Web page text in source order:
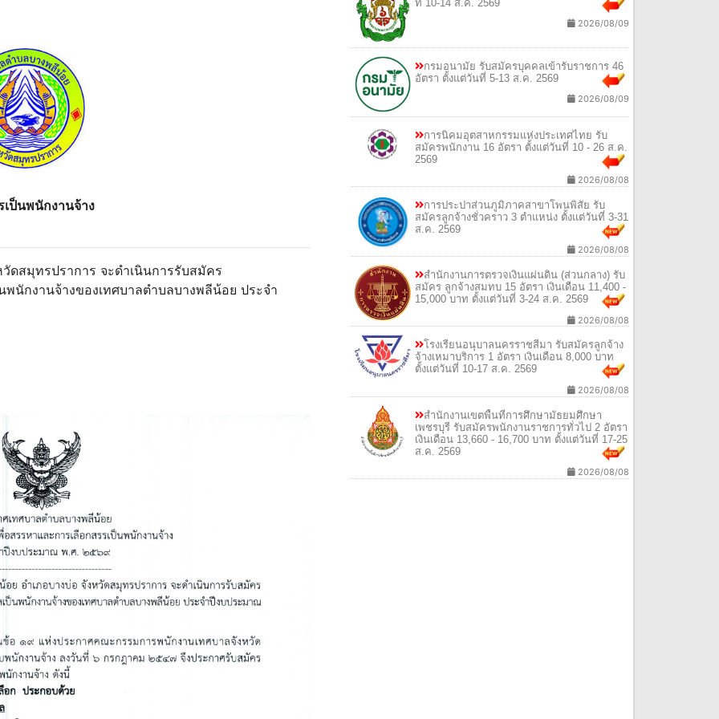
เป็นพนักงานจ้าง
ดสมุทรปราการ จะดำเนินการรับสมัคร
นักงานจ้างของเทศบาลตำบลบางพลีน้อย ประจำ
ที่ 10-14 ส.ค. 2569
2026/08/09
กรมอนามัย รับสมัครบุคคลเข้ารับราชการ 46
อัตรา ตั้งแต่วันที่ 5-13 ส.ค. 2569
2026/08/09
การนิคมอุตสาหกรรมแห่งประเทศไทย รับ
สมัครพนักงาน 16 อัตรา ตั้งแต่วันที่ 10 - 26 ส.ค.
2569
2026/08/08
การประปาส่วนภูมิภาคสาขาโพนพิสัย รับ
สมัครลูกจ้างชั่วคราว 3 ตำแหน่ง ตั้งแต่วันที่ 3-31
ส.ค. 2569
2026/08/08
สำนักงานการตรวจเงินแผ่นดิน (ส่วนกลาง) รับ
สมัคร ลูกจ้างสมทบ 15 อัตรา เงินเดือน 11,400 -
15,000 บาท ตั้งแต่วันที่ 3-24 ส.ค. 2569
2026/08/08
โรงเรียนอนุบาลนครราชสีมา รับสมัครลูกจ้าง
จ้างเหมาบริการ 1 อัตรา เงินเดือน 8,000 บาท
ตั้งแต่วันที่ 10-17 ส.ค. 2569
2026/08/08
สำนักงานเขตพื้นที่การศึกษามัธยมศึกษา
เพชรบุรี รับสมัครพนักงานราชการทั่วไป 2 อัตรา
เงินเดือน 13,660 - 16,700 บาท ตั้งแต่วันที่ 17-25
ส.ค. 2569
2026/08/08